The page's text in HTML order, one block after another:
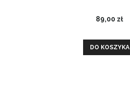
89,00 zł
DO KOSZYKA